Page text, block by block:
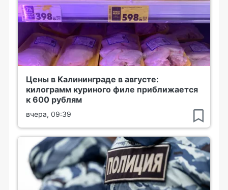
Цены в Калининграде в августе:
килограмм куриного филе приближается
к 600 рублям
вчера, 09:39